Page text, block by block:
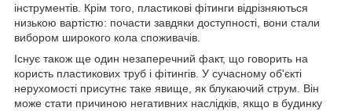
інструментів. Крім того, пластикові фітинги відрізняються
низькою вартістю: почасти завдяки доступності, вони стали
вибором широкого кола споживачів.
Існує також ще один незаперечний факт, що говорить на
користь пластикових труб і фітингів. У сучасному об'єкті
нерухомості присутнє таке явище, як блукаючий струм. Він
може стати причиною негативних наслідків, якщо в будинку